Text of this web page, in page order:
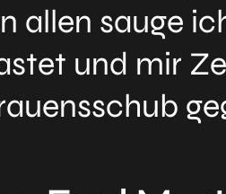
allen sauge
und mir